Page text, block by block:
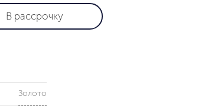
В рассрочку
Золото